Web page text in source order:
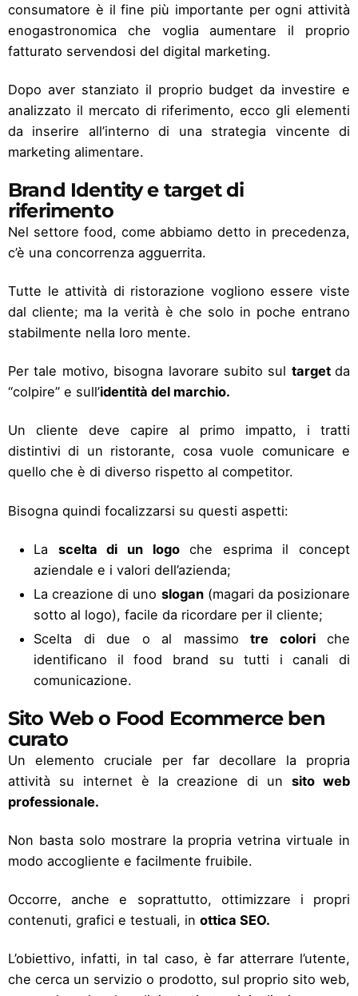
consumatore è il fine più importante per ogni attività
enogastronomica che voglia aumentare il proprio
fatturato servendosi del digital marketing.
Dopo aver stanziato il proprio budget da investire e
analizzato il mercato di riferimento, ecco gli elementi
da inserire all’interno di una strategia vincente di
marketing alimentare.
Brand Identity e target di
riferimento
Nel settore food, come abbiamo detto in precedenza,
c’è una concorrenza agguerrita.
Tutte le attività di ristorazione vogliono essere viste
dal cliente; ma la verità è che solo in poche entrano
stabilmente nella loro mente.
Per tale motivo, bisogna lavorare subito sul target da
“colpire” e sull’identità del marchio.
Un cliente deve capire al primo impatto, i tratti
distintivi di un ristorante, cosa vuole comunicare e
quello che è di diverso rispetto al competitor.
Bisogna quindi focalizzarsi su questi aspetti:
La scelta di un logoche esprima il concept
aziendale e i valori dell’azienda;
La creazione di uno slogan(magari da posizionare
sotto al logo), facile da ricordare per il cliente;
Scelta di due o al massimo tre coloriche
identificano il food brand su tutti i canali di
comunicazione.
Sito Web o Food Ecommerce ben
curato
Un elemento cruciale per far decollare la propria
attività su internet è la creazione di unsito web
professionale.
Non basta solo mostrare la propria vetrina virtuale in
modo accogliente e facilmente fruibile.
Occorre, anche e soprattutto, ottimizzare i propri
contenuti, grafici e testuali, in ottica SEO.
L’obiettivo, infatti, in tal caso, è far atterrare l’utente,
che cerca un servizio o prodotto, sul proprio sito web,